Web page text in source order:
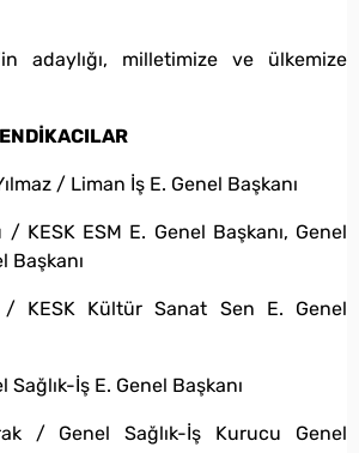
adaylığı, milletimize ve ülkemize
/ Liman İş E. Genel Başkanı
KESK ESM E. Genel Başkanı, Genel
Başkanı
KESK Kültür Sanat Sen E. Genel
İş E. Genel Başkanı
/ Genel Sağlık-İş Kurucu Genel